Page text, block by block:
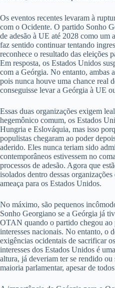
Os eventos recentes levaram à
com o Ocidente. O partido Sonho
de adesão à UE até 2028 como um
faz sentido continuar tentando
reconhece o resultado das eleições
Em resposta, os Estados Unidos
com a Geórgia. No entanto, ambas
pois nunca houve uma chance real
conseguisse levar a Geórgia à UE
Essas duas organizações exigem
hegemônico comum, os Estados
Hungria e Eslováquia, mas isso
populistas chegaram ao poder
aderido. Eles nunca teriam sido
contemporâneos estivessem no
processos de adesão. Agora que
isolados dentro dessas
ameaça para os Estados Unidos.
No máximo, são pequenos
Sonho Georgiano se a Geórgia já
OTAN quando o partido chegou ao
interesses nacionais. No entanto, o
exigências ocidentais de sacrificar
interesses dos Estados Unidos é
altura, já deveriam ter se rendido
maioria parlamentar, apesar de